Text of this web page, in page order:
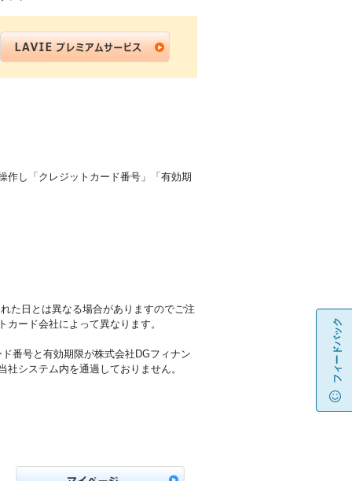
作し「クレジットカード番号」「有効期
た日とは異なる場合がありますのでご注
ード会社によって異なります。
番号と有効期限が株式会社DGフィナン
システム内を通過しておりません。
フィードバック